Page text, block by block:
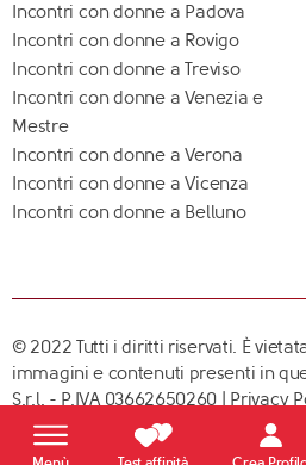
Incontri con donne a Padova
Incontri con donne a Rovigo
Incontri con donne a Treviso
Incontri con donne a Venezia e
Mestre
Incontri con donne a Verona
Incontri con donne a Vicenza
Incontri con donne a Belluno
© 2022 Tutti i diritti riservati. È
immagini e contenuti presenti in
S.r.l. - P.IVA 03662650260 | Privacy